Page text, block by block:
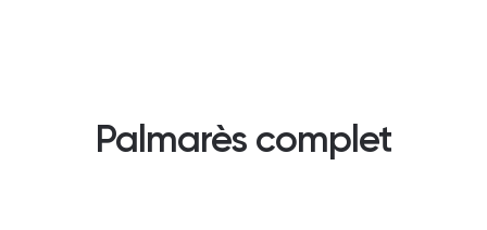
Palmarès complet